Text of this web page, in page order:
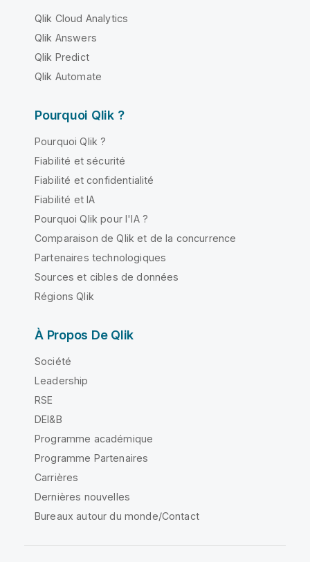
Qlik Cloud Analytics
Qlik Answers
Qlik Predict
Qlik Automate
Pourquoi Qlik ?
Pourquoi Qlik ?
Fiabilité et sécurité
Fiabilité et confidentialité
Fiabilité et IA
Pourquoi Qlik pour l'IA ?
Comparaison de Qlik et de la concurrence
Partenaires technologiques
Sources et cibles de données
Régions Qlik
À Propos De Qlik
Société
Leadership
RSE
DEI&B
Programme académique
Programme Partenaires
Carrières
Dernières nouvelles
Bureaux autour du monde/Contact